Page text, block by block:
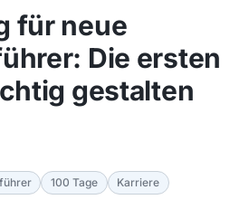
für neue
Die ersten
gestalten
100 Tage Karriere